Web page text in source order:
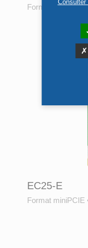
Format miniPCIE
EC25-E
Format miniPCIE